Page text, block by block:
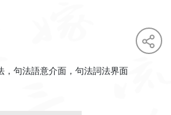
，句法語意介面，句法詞法界面